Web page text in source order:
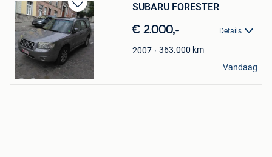
Bewaren
in
Mijn
Favorieten
SUBARU FORESTER
€ 2.000,- Details
2007 363.000 km
quittelier
Vandaag